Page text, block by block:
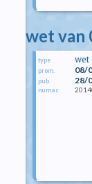
wet van
type wet
prom. 08/
pub. 28/
numac